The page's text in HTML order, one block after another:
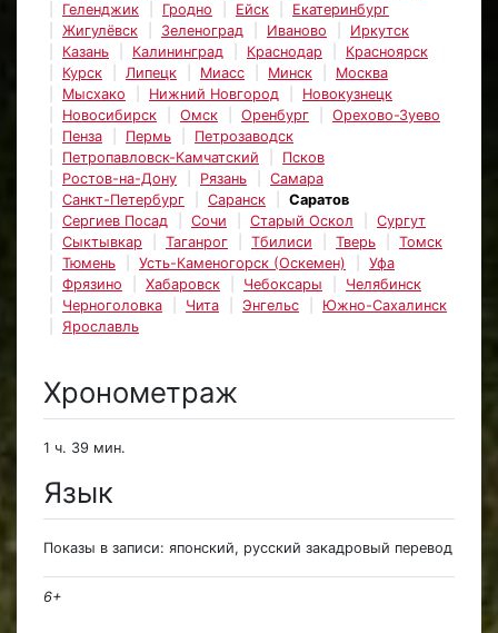
Геленджик
Гродно Ейск
Екатеринбург
Жигулёвск
Зеленоград Иваново
Иркутск
Казань
Калининград Краснодар
Красноярск
Курск
Липецк Миасс Минск
Москва
Мысхако
Нижний Новгород
Новокузнецк
Новосибирск
Омск Оренбург
Орехово-Зуево
Пенза
Пермь
Петрозаводск
Петропавловск-Камчатский
Псков
Ростов-на-Дону
Рязань
Самара
Санкт-Петербург
Саранск
Саратов
Сергиев Посад
Сочи Старый Оскол
Сургут
Сыктывкар
Таганрог Тбилиси Тверь
Томск
Тюмень
Усть-Каменогорск (Оскемен)
Уфа
Фрязино
Хабаровск Чебоксары
Челябинск
Черноголовка
Чита Энгельс
Южно-Сахалинск
Ярославль
Хронометраж
1 ч. 39 мин.
Язык
Показы в записи: японский, русский закадровый перевод
6+